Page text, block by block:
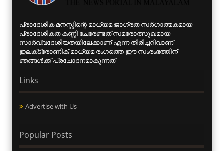
പ്രാദേശിക മനസ്സിന്റെ മാധ്യമ ജാഗ്രത സര്‍ഗാത്മകമായ
പ്രാദേശികത കണ്ണി ചേരേണ്ടത് സമരോത്സുഖമായ
സാര്‍വ്വദേശീയതയിലേക്കാണ് എന്ന തിരിച്ചറിവാണ്
ഇലക്‌ട്രോണിക് മാധ്യമ രംഗത്തെ ഈ സംരംഭത്തിന്
ഞങ്ങള്‍ക്ക് പ്രചോദനമാകുന്നത്
Links
Advertise with Us
Popular Posts